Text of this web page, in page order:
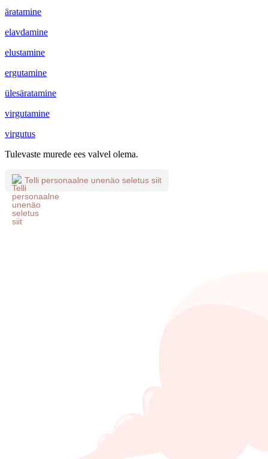
äratamine
elavdamine
elustamine
ergutamine
ülesäratamine
virgutamine
virgutus
Tulevaste murede ees valvel olema.
Telli personaalne unenäo seletus siit